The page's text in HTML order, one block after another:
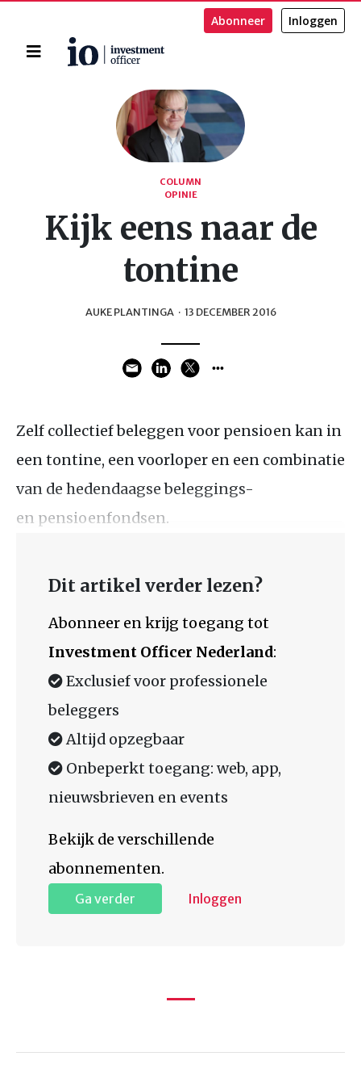
Home
Abonneer Inloggen
COLUMN
OPINIE
Kijk eens naar de
tontine
AUKE PLANTINGA · 13 DECEMBER 2016
Zelf collectief beleggen voor pensioen kan in
een tontine, een voorloper en een combinatie
van de hedendaagse beleggings-
en pensioenfondsen.
Dit artikel verder lezen?
Abonneer en krijg toegang tot
Investment Officer Nederland:
Exclusief voor professionele
beleggers
Altijd opzegbaar
Onbeperkt toegang: web, app,
nieuwsbrieven en events
Bekijk de verschillende
abonnementen.
Ga verder Inloggen